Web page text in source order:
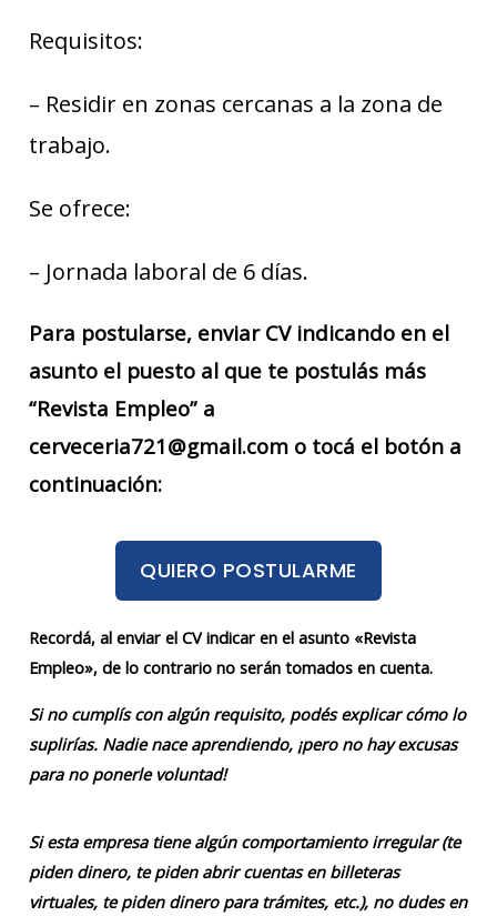
Requisitos:
– Residir en zonas cercanas a la zona de
trabajo.
Se ofrece:
– Jornada laboral de 6 días.
Para postularse, enviar CV indicando en el
asunto el puesto al que te postulás más
“Revista Empleo” a
cerveceria721@gmail.com o tocá el botón a
continuación:
QUIERO POSTULARME
Recordá, al enviar el CV indicar en el asunto «Revista
Empleo», de lo contrario no serán tomados en cuenta.
Si no cumplís con algún requisito, podés explicar cómo lo
suplirías. Nadie nace aprendiendo, ¡pero no hay excusas
para no ponerle voluntad!
Si esta empresa tiene algún comportamiento irregular (te
piden dinero, te piden abrir cuentas en billeteras
virtuales, te piden dinero para trámites, etc.), no dudes en